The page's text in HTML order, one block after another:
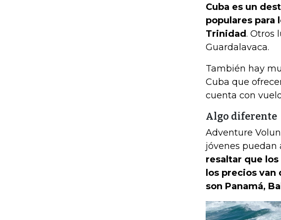
Cuba es un
populares para
Trinidad. Otros
Guardalavaca.
También hay
Cuba que
cuenta con
Algo diferente
Adventure
jóvenes puedan
resaltar que
los precios
son Panamá,